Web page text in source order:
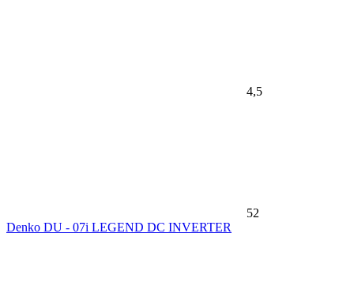
4,5
52
Denko DU - 07i LEGEND DC INVERTER